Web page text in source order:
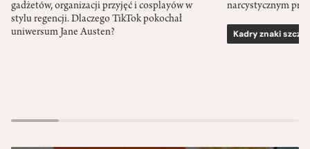
gadżetów, organizacji przyjęć i cosplayów w
stylu regencji. Dlaczego TikTok pokochał
uniwersum Jane Austen?
narcystycznym
Kadry znaki